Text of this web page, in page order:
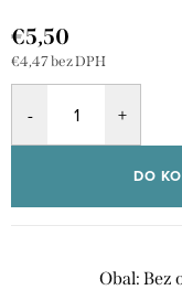
€5,50
€4,47 bez DPH
DO
Obal: Bez